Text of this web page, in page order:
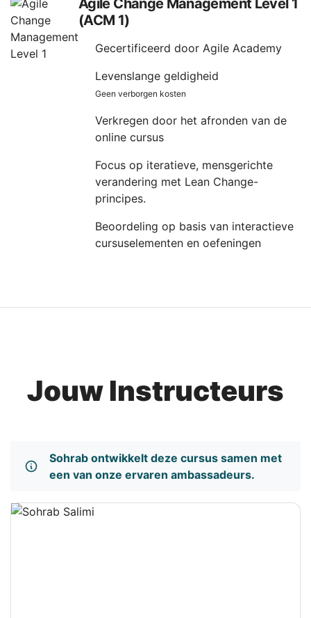
Agile Change Management Level 1
(ACM 1)
Gecertificeerd door Agile Academy
Levenslange geldigheid
Geen verborgen kosten
Verkregen door het afronden van de
online cursus
Focus op iteratieve, mensgerichte
verandering met Lean Change-
principes.
Beoordeling op basis van interactieve
cursuselementen en oefeningen
Jouw Instructeurs
Sohrab ontwikkelt deze cursus samen met
een van onze ervaren ambassadeurs.